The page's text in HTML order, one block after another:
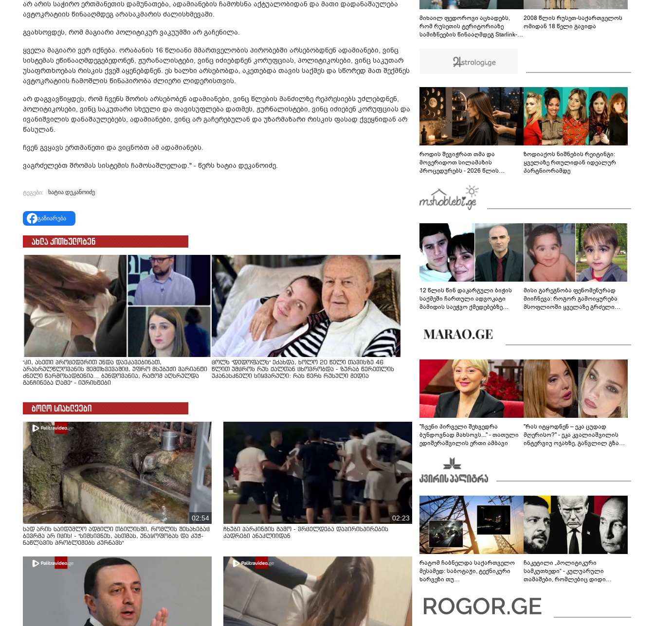
პატიმრობა ემუქრებათ არასრულწლოვნებს?
არ არის საჭირო ერთმანეთის დამუნათება, ადამიანების ჩამოხსნა აქტუალობიდან და მათი დადანაშაულება
ავტოკრატიის წინააღმდეგ არასაკმარის ძალისხმევაში.
გვახსოვდეს, რომ მაგიარი პოლიტიკურ ვაკუუმში არ გაჩენილა.
ყველა მაგიარი ვერ იქნება. ორაბანის 16 წლიანი მმართველობის პირობებში არსებობდნენ ადამიანები, ვინც
სისტემას ეწინააღმდეგებედონენ, ჟურანალისტები, ვინც იძიებდნენ კორუფციას, პოლიტიკოსები, ვინც საკუთარ
უსაფრთხოებას რისკის ქვეშ აყენებდნენ. ეს ხალხი არსებობდა, აკეთებდა თავის საქმეს და სწორედ მათ შექმნეს
ავტოკრატიის ჩამოშლის წინაპირობა ძლიერი ლიდერისთვის.
არ დაგვავწიყდეს, რომ ჩვენს შორის არსებობენ ადამიანები, ვინც წლების მანძილზე რეპრესიებს უძლებდნენ,
პოლიტიკოსები, ვინც საკუთარი სხეული და თავისუფლება დათმეს, ჟურნალისტები, ვინც იძიებენ კორუფციას და
ივანიშვილის დანაშაულებებს, ადამიანები, ვინც არ გაჩერებულან და უზარმაზარი რისკის ფასად ქვეყნიდან არ
წასულან.
ჩვენ გვყავს ერთმანეთი და ვიცნობთ ამ ადამიანებს.
ვაგრძელებთ შრომას სისტემის ჩამოსაშლელად." - წერს ხატია დეკანოიძე.
ტეგები: ხატია დეკანოიძე
გაზიარება
ახლა კითხულობენ
"კი, ასეთი პროცედურით უნდა დაეკავებინათ,
არასრულწლოვანის შემთხვევაშიც, უფრო მსუბუქი ვარიანტი
ძნელი წარმოსადგენია... ბუნდოვანია, რატომ აღსრულდა
განჩინება ღამე" - იურისტები
ცოლს "დედოფალს" ეძახდა, ხოლო 20 წელი თავისზე 46
წლით უმცროს რუს ქალთან ცხოვრობდა - ზურაბ წერეთლის
უკანასკნელი სიყვარული: რას წერს რუსული მედია
ბოლო სიახლეები
02:54
სად არის საიდუმლო ადგილი თბილისში, რომლის შესახებაც
ბევრმა არ იცის! - "სიმსივნეს, ასთმას, უნაყოფობას და კუჭ-
ნაწლავის პრობლემებს კურნავს"
02:23
ჩხუბი პარკინგის გამო - ვრცელდება დაპირისპირების
კადრები ანაკლიიდან
მიხაილ ფედოროვი აცხადებს,
რომ რუსეთის ტერიტორიაზე
სამიზნეების წინააღმდეგ Starlink-
2008 წლის რუსეთ-საქართველოს
ომიდან 18 წელი გავიდა
როდის შევიჭრათ თმა და
მოვერიდოთ სილამაზის
პროცედურებს - 2026 წლის
გზამკვლევი
ზოდიაქოს ნიშნების რეიტინგი:
ყველაზე რთულიდან იდეალურ
პარტნიორამდე
12 წლის წინ დაკარგული ბიჭის
საქმეში ჩართული ადვოკატი
მამიდის საეჭვო ქმედებებზე
მოწოდებაზე... წლობით
მიმდინარეობდა საქმის
მისი გარეგნობა ფენომენურად
მიიჩნევა: როგორ გამოიყურება
მსოფლიოში ყველაზე გრძელი
"ჩვენი პირველი შეხვედრა
ბუნდოვნად მახსოვს..." - თათული
ედიშერაშვილის ერთი ამბავი
"რას იტყოდნენ – ეკა ცუდად
მღერისო?" - ეკა კვალიაშვილის
ინტერვიუ ოჯახზე, განვლილ გზასა
რატომ ჩაბნელდა საქართველო
მესამედ: საბოტაჟი, ტექნიკური
ხარვეზი თუ
ჩაკეტილი „პოლიტიკური
სამკუთხედი“ - კულუარული
თამაშები, რომლებიც დიდი